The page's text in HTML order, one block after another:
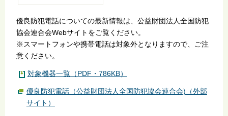
優良防犯電話についての最新情報は、公益財団法人全国防犯
協会連合会Webサイトをご覧ください。
※スマートフォンや携帯電話は対象外となりますので、ご注
意ください。
対象機器一覧（PDF・786KB）
優良防犯電話（公益財団法人全国防犯協会連合会)（外部
サイト）